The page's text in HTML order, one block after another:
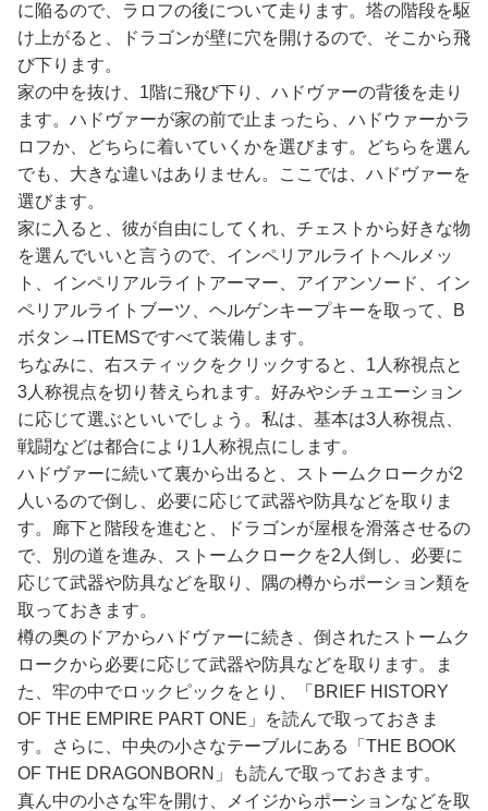
に陥るので、ラロフの後について走ります。塔の階段を駆
け上がると、ドラゴンが壁に穴を開けるので、そこから飛
び下ります。
家の中を抜け、1階に飛び下り、ハドヴァーの背後を走り
ます。ハドヴァーが家の前で止まったら、ハドウァーかラ
ロフか、どちらに着いていくかを選びます。どちらを選ん
でも、大きな違いはありません。ここでは、ハドヴァーを
選びます。
家に入ると、彼が自由にしてくれ、チェストから好きな物
を選んでいいと言うので、インペリアルライトヘルメッ
ト、インペリアルライトアーマー、アイアンソード、イン
ペリアルライトブーツ、ヘルゲンキープキーを取って、B
ボタン→ITEMSですべて装備します。
ちなみに、右スティックをクリックすると、1人称視点と
3人称視点を切り替えられます。好みやシチュエーション
に応じて選ぶといいでしょう。私は、基本は3人称視点、
戦闘などは都合により1人称視点にします。
ハドヴァーに続いて裏から出ると、ストームクロークが2
人いるので倒し、必要に応じて武器や防具などを取りま
す。廊下と階段を進むと、ドラゴンが屋根を滑落させるの
で、別の道を進み、ストームクロークを2人倒し、必要に
応じて武器や防具などを取り、隅の樽からポーション類を
取っておきます。
樽の奥のドアからハドヴァーに続き、倒されたストームク
ロークから必要に応じて武器や防具などを取ります。ま
た、牢の中でロックピックをとり、「BRIEF HISTORY
OF THE EMPIRE PART ONE」を読んで取っておきま
す。さらに、中央の小さなテーブルにある「THE BOOK
OF THE DRAGONBORN」も読んで取っておきます。
真ん中の小さな牢を開け、メイジからポーションなどを取